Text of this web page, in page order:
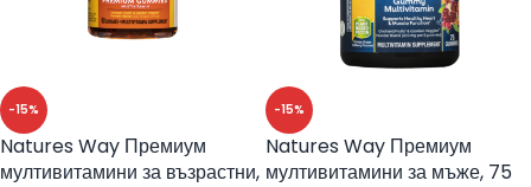
-15%
Natures Way Премиум
мултивитамини за възрастни,
-15%
Natures Way Премиум
мултивитамини за мъже, 75